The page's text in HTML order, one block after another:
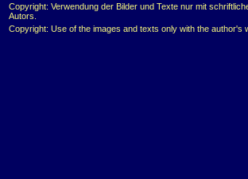
Copyright: Verwendung der Bilder und Texte nur mit
Autors.
Copyright: Use of the images and texts only with the author's